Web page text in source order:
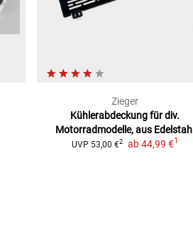
Zieger
Kühlerabdeckungfür div.
Motorradmodelle, aus Edelstahl
UVP 53,00 €2 ab 44,99 €1